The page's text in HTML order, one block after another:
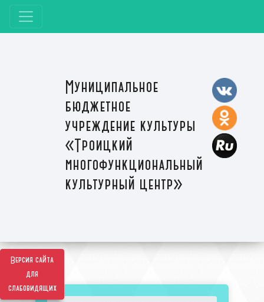
Версия сайта
для
слабовидящих
Муниципальное
бюджетное
учреждение культуры
«Троицкий
многофункциональный
культурный центр»